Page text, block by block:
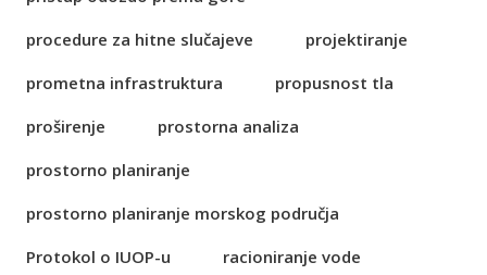
procedure za hitne slučajeve
projektiranje
prometna infrastruktura
propusnost tla
proširenje
prostorna analiza
prostorno planiranje
prostorno planiranje morskog područja
Protokol o IUOP-u
racioniranje vode